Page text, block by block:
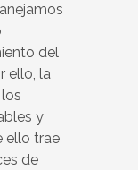
del
ello, la
y
ello trae
de